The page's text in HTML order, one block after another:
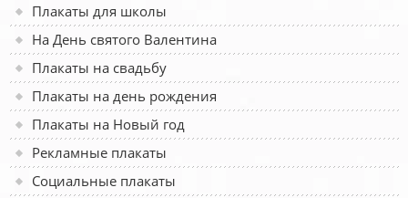
Плакаты для школы
На День святого Валентина
Плакаты на свадьбу
Плакаты на день рождения
Плакаты на Новый год
Рекламные плакаты
Социальные плакаты